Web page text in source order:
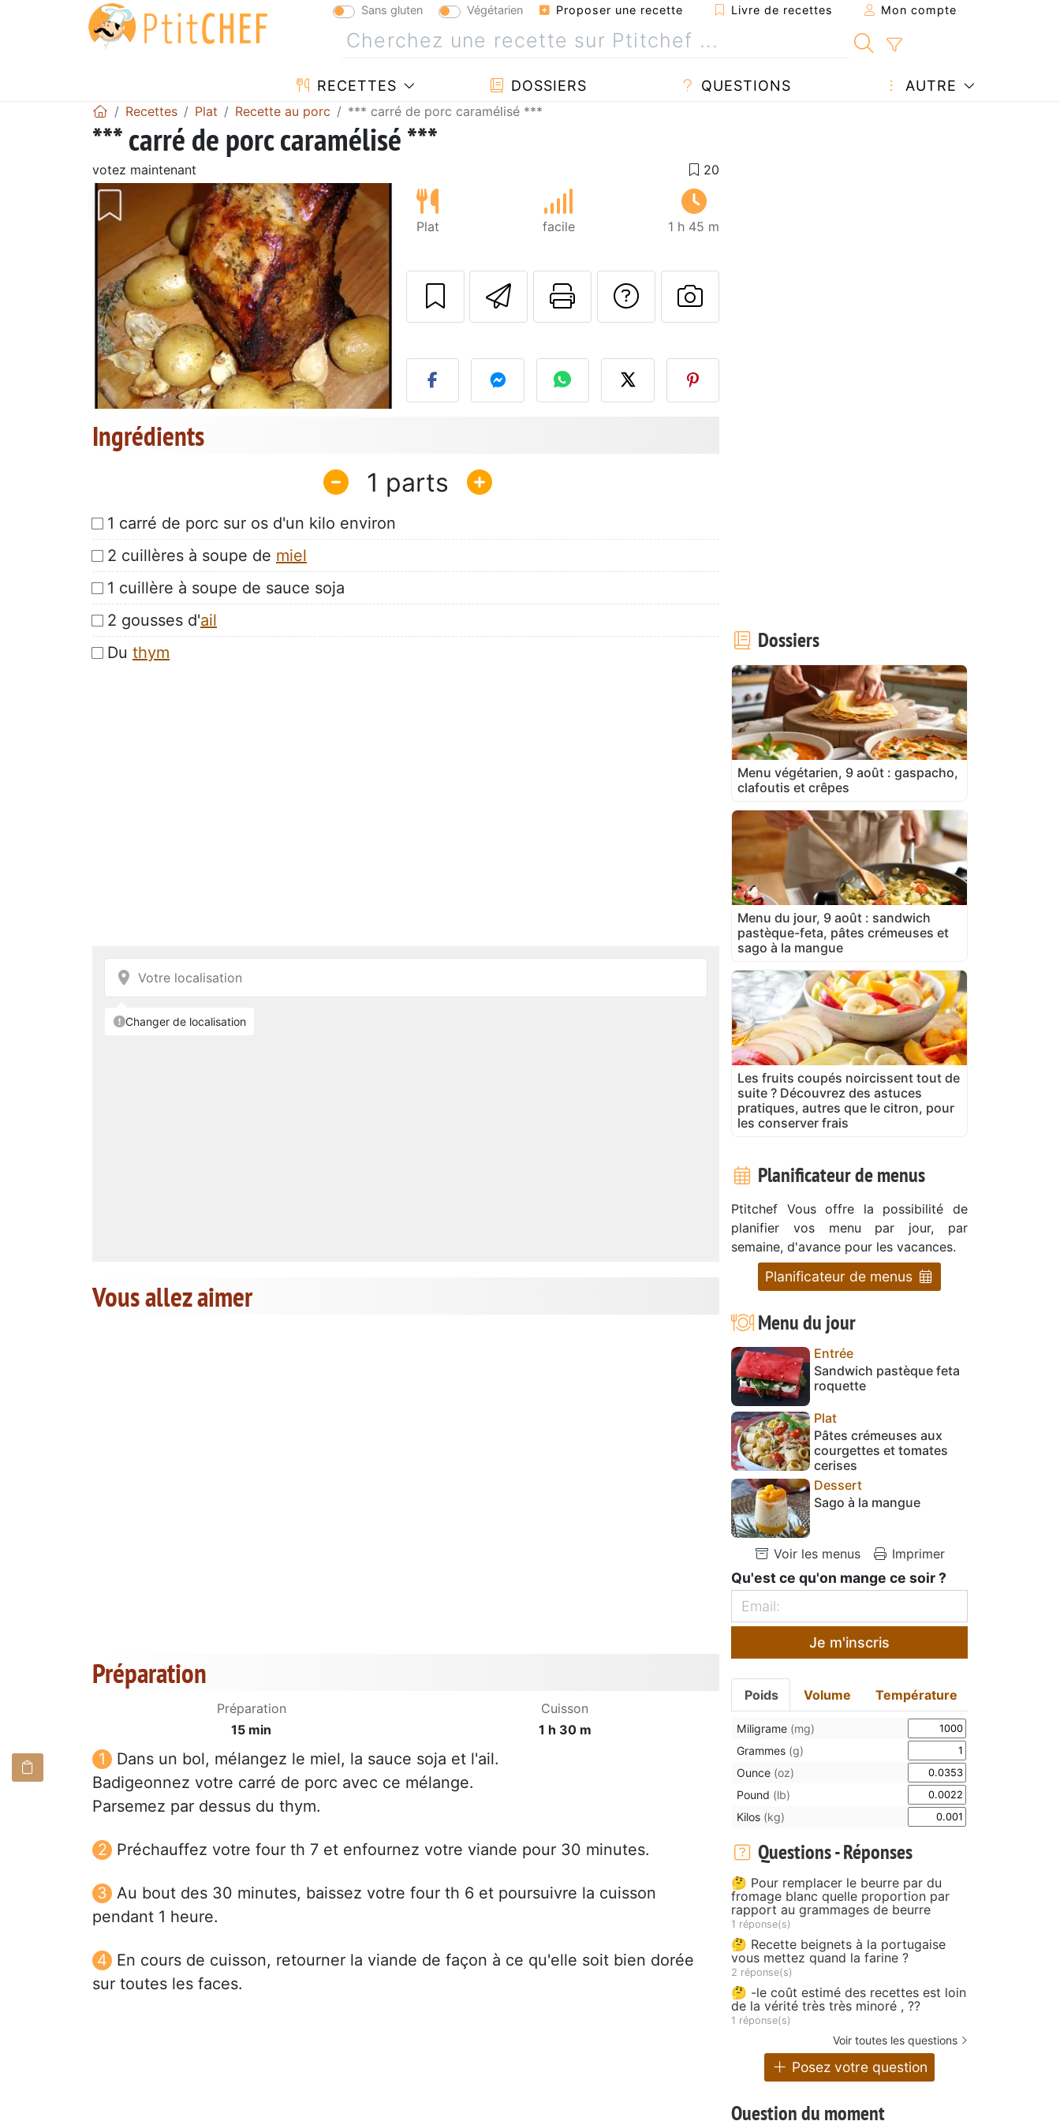
Sans gluten Végétarien Proposer une recette Livre de recettes Mon compte
RECETTES DOSSIERS QUESTIONS AUTRE
Recettes Plat Recette au porc *** carré de porc caramélisé ***
*** carré de porc caramélisé ***
votez maintenant
Plat facile 1 h 45 m
Envoyer cette recette à un ami
Imprimer cette page
Poser une question à l'auteur
Publier votre photo de cette
Ingrédients
1
1 carré de porc sur os d'un kilo environ
2 cuillères à soupe de miel
1 cuillère à soupe de sauce soja
2 gousses d'ail
Du thym
Vous allez aimer
Préparation
Préparation
15 min
Cuisson
1 h 30 m
Dans un bol, mélangez le miel, la sauce soja et l'ail.
Badigeonnez votre carré de porc avec ce mélange.
Parsemez par dessus du thym.
Préchauffez votre four th 7 et enfournez votre viande pour 30 minutes.
Au bout des 30 minutes, baissez votre four th 6 et poursuivre la cuisson
pendant 1 heure.
En cours de cuisson, retourner la viande de façon à ce qu'elle soit bien dorée
sur toutes les faces.
Dossiers
Menu végétarien, 9 août : gaspacho,
clafoutis et crêpes
Menu du jour, 9 août : sandwich
pastèque-feta, pâtes crémeuses et
sago à la mangue
Les fruits coupés noircissent tout de
suite ? Découvrez des astuces
pratiques, autres que le citron, pour
les conserver frais
Planificateur de menus
Ptitchef Vous offre la possibilité de
planifier vos menu par jour, par
semaine, d'avance pour les vacances.
Planificateur de menus
Menu du jour
Entrée
Sandwich pastèque feta
roquette
Plat
Pâtes crémeuses aux
courgettes et tomates
cerises
Dessert
Sago à la mangue
Voir les menus Imprimer
Qu'est ce qu'on mange ce soir ?
Je m'inscris
Poids Volume Température
Miligrame (mg)
Grammes (g)
Ounce (oz)
Pound (lb)
Kilos (kg)
Questions - Réponses
🤔 Pour remplacer le beurre par du
fromage blanc quelle proportion par
rapport au grammages de beurre
1 réponse(s)
🤔 Recette beignets à la portugaise
vous mettez quand la farine ?
2 réponse(s)
🤔 -le coût estimé des recettes est loin
de la vérité très très minoré , ??
1 réponse(s)
Voir toutes les questions
Posez votre question
Question du moment